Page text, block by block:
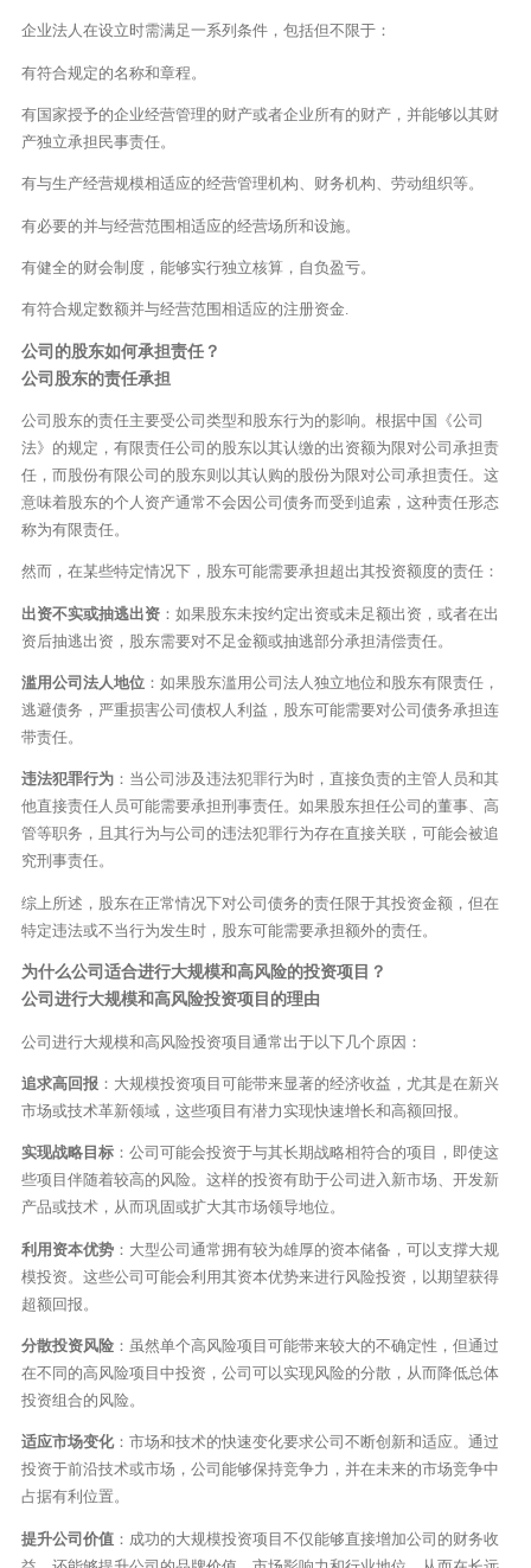
企业法人在设立时需满足一系列条件，包括但不限于：
有符合规定的名称和章程。
有国家授予的企业经营管理的财产或者企业所有的财产，并能够以其财
产独立承担民事责任。
有与生产经营规模相适应的经营管理机构、财务机构、劳动组织等。
有必要的并与经营范围相适应的经营场所和设施。
有健全的财会制度，能够实行独立核算，自负盈亏。
有符合规定数额并与经营范围相适应的注册资金.
公司的股东如何承担责任？
公司股东的责任承担
公司股东的责任主要受公司类型和股东行为的影响。根据中国《公司
法》的规定，有限责任公司的股东以其认缴的出资额为限对公司承担责
任，而股份有限公司的股东则以其认购的股份为限对公司承担责任。这
意味着股东的个人资产通常不会因公司债务而受到追索，这种责任形态
称为有限责任。
然而，在某些特定情况下，股东可能需要承担超出其投资额度的责任：
出资不实或抽逃出资：如果股东未按约定出资或未足额出资，或者在出
资后抽逃出资，股东需要对不足金额或抽逃部分承担清偿责任。
滥用公司法人地位：如果股东滥用公司法人独立地位和股东有限责任，
逃避债务，严重损害公司债权人利益，股东可能需要对公司债务承担连
带责任。
违法犯罪行为：当公司涉及违法犯罪行为时，直接负责的主管人员和其
他直接责任人员可能需要承担刑事责任。如果股东担任公司的董事、高
管等职务，且其行为与公司的违法犯罪行为存在直接关联，可能会被追
究刑事责任。
综上所述，股东在正常情况下对公司债务的责任限于其投资金额，但在
特定违法或不当行为发生时，股东可能需要承担额外的责任。
为什么公司适合进行大规模和高风险的投资项目？
公司进行大规模和高风险投资项目的理由
公司进行大规模和高风险投资项目通常出于以下几个原因：
追求高回报：大规模投资项目可能带来显著的经济收益，尤其是在新兴
市场或技术革新领域，这些项目有潜力实现快速增长和高额回报。
实现战略目标：公司可能会投资于与其长期战略相符合的项目，即使这
些项目伴随着较高的风险。这样的投资有助于公司进入新市场、开发新
产品或技术，从而巩固或扩大其市场领导地位。
利用资本优势：大型公司通常拥有较为雄厚的资本储备，可以支撑大规
模投资。这些公司可能会利用其资本优势来进行风险投资，以期望获得
超额回报。
分散投资风险：虽然单个高风险项目可能带来较大的不确定性，但通过
在不同的高风险项目中投资，公司可以实现风险的分散，从而降低总体
投资组合的风险。
适应市场变化：市场和技术的快速变化要求公司不断创新和适应。通过
投资于前沿技术或市场，公司能够保持竞争力，并在未来的市场竞争中
占据有利位置。
提升公司价值：成功的大规模投资项目不仅能够直接增加公司的财务收